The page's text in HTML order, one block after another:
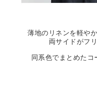
薄地のリネンを軽や
両サイドがフ
同系色でまとめたコ